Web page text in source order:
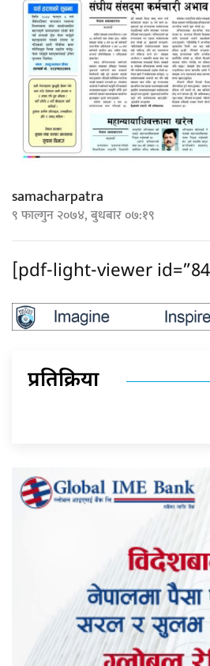
samacharpatra
९ फाल्गुन २०७४, बुधबार ०७:१९
[pdf-light-viewer
प्रतिक्रिया